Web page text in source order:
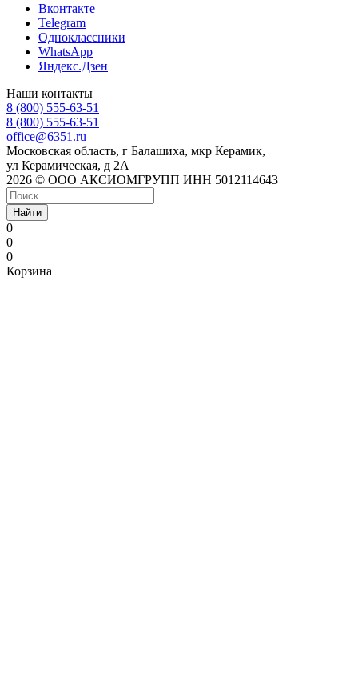
Вконтакте
Telegram
Одноклассники
WhatsApp
Яндекс.Дзен
Наши контакты
8 (800) 555-63-51
8 (800) 555-63-51
office@6351.ru
Московская область, г Балашиха, мкр Керамик,
ул Керамическая, д 2А
2026 © ООО АКСИОМГРУПП ИНН 5012114643
Найти
0
0
0
Корзина